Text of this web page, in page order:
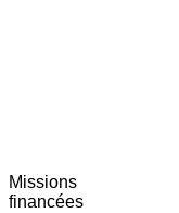
Missions
financées